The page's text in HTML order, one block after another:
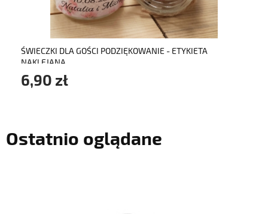
ŚWIECZKI DLA GOŚCI PODZIĘKOWANIE - ETYKIETA
NAKLEJANA
6,90 zł
Ostatnio oglądane